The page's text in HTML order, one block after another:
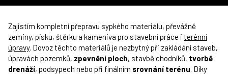
Zajistím kompletní přepravu sypkého materiálu, převážně
zeminy, písku, štěrku a kameniva pro stavební práce i terénní
úpravy. Dovoz těchto materiálů je nezbytný při zakládání staveb,
úpravách pozemků, zpevnění ploch, stavbě chodníků, tvorbě
drenáží, podsypech nebo při finálním srovnání terénu. Díky